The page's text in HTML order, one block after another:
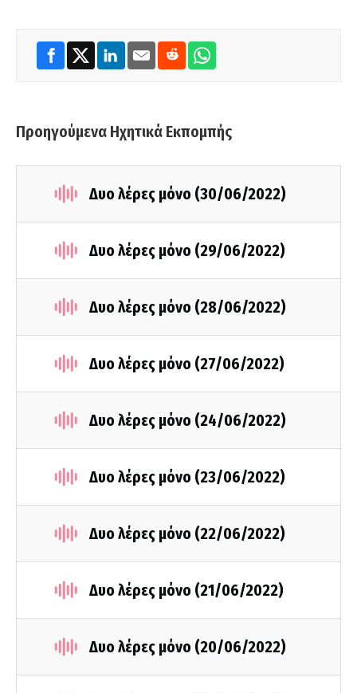
Προηγούμενα Ηχητικά Εκπομπής
Δυο λέρες μόνο (30/06/2022)
Δυο λέρες μόνο (29/06/2022)
Δυο λέρες μόνο (28/06/2022)
Δυο λέρες μόνο (27/06/2022)
Δυο λέρες μόνο (24/06/2022)
Δυο λέρες μόνο (23/06/2022)
Δυο λέρες μόνο (22/06/2022)
Δυο λέρες μόνο (21/06/2022)
Δυο λέρες μόνο (20/06/2022)